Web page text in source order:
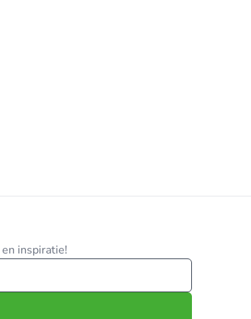
inspiratie!